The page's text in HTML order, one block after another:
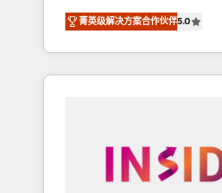
migrations, change
integration, and creative
deliver measurable
brand experiences As one of the few full-
globally regionalized
integrated marketing
菁英级解决方案合作伙伴5.0